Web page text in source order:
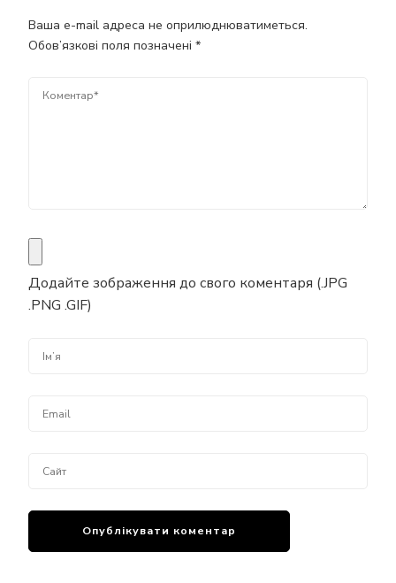
Ваша e-mail адреса не оприлюднюватиметься.
Обов’язкові поля позначені *
Додайте зображення до свого коментаря (.JPG
.PNG .GIF)